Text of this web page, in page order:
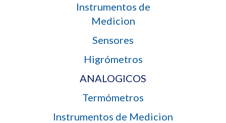
Instrumentos de
Medicion
Sensores
Higrómetros
ANALOGICOS
Termómetros
Instrumentos de Medicion